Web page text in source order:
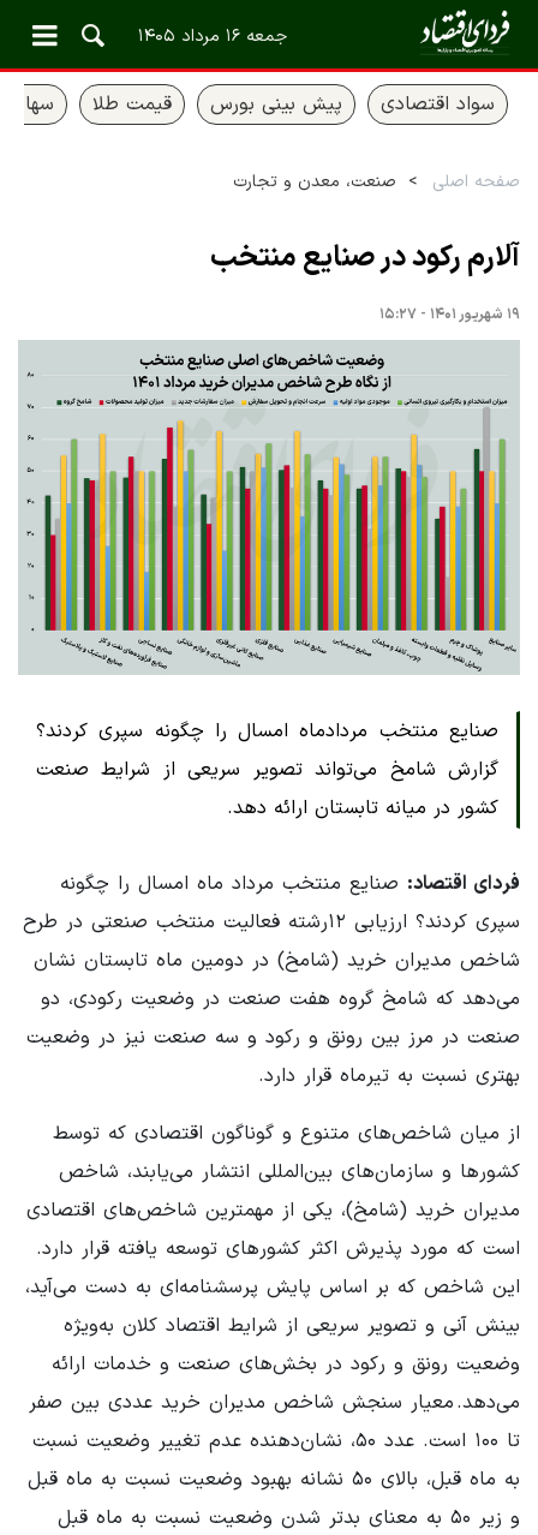
جمعه ۱۶ مرداد ۱۴۰۵
سواد اقتصادی پیش بینی بورس قیمت طلا سهام
صفحه اصلی صنعت، معدن و تجارت
آلارم رکود در صنایع منتخب
۱۹ شهریور ۱۴۰۱ - ۱۵:۲۷
صنایع منتخب مردادماه امسال را چگونه سپری کردند؟
گزارش شامخ می‌تواند تصویر سریعی از شرایط صنعت
کشور در میانه تابستان ارائه دهد.
فردای اقتصاد: صنایع منتخب مرداد ماه امسال را چگونه
سپری کردند؟ ارزیابی ۱۲رشته فعالیت منتخب صنعتی در طرح
شاخص مدیران خرید (شامخ) در دومین ماه تابستان نشان
می‌دهد که شامخ گروه هفت صنعت در وضعیت رکودی، دو
صنعت در مرز بین رونق و رکود و سه صنعت نیز در وضعیت
بهتری نسبت به تیرماه قرار دارد.
از میان شاخص‌های متنوع و گوناگون اقتصادی که توسط
کشورها و سازمان‌های بین‌المللی انتشار می‌یابند، شاخص
مدیران خرید (شامخ)، یکی از مهمترین شاخص‌های اقتصادی
است که مورد پذیرش اکثر کشورهای توسعه یافته قرار دارد.
این شاخص که بر اساس پایش پرسشنامه‌ای به دست می‌آید،
بینش آنی و تصویر سریعی از شرایط اقتصاد کلان به‌ویژه
وضعیت رونق و رکود در بخش‌های صنعت و خدمات ارائه
می‌دهد. معیار سنجش شاخص مدیران خرید عددی بین صفر
تا ۱۰۰ است. عدد ۵۰، نشان‌دهنده عدم تغییر وضعیت نسبت
به ماه قبل، بالای ۵۰ نشانه بهبود وضعیت نسبت به ماه قبل
و زیر ۵۰ به معنای بدتر شدن وضعیت نسبت به ماه قبل